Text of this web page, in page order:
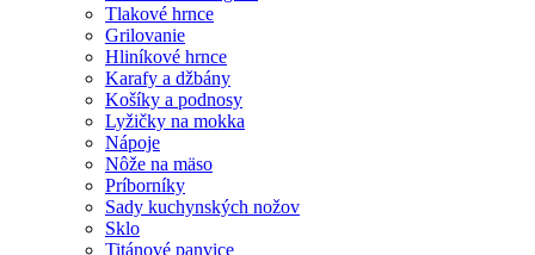
Tlakové hrnce
Grilovanie
Hliníkové hrnce
Karafy a džbány
Košíky a podnosy
Lyžičky na mokka
Nápoje
Nôže na mäso
Príborníky
Sady kuchynských nožov
Sklo
Titánové panvice